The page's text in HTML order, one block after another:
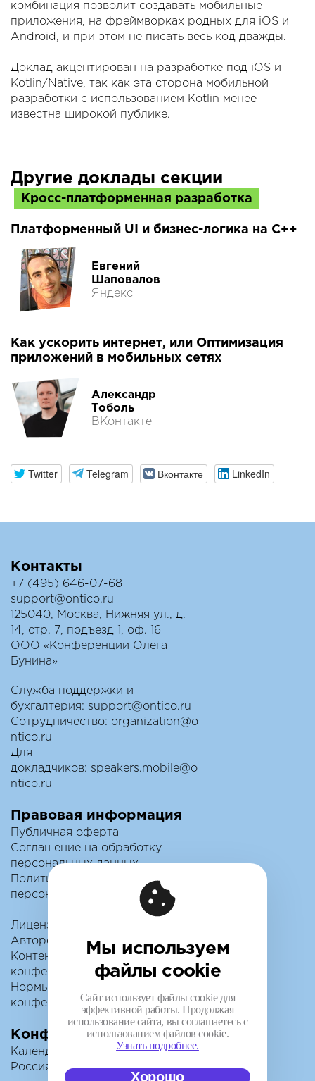
комбинация позволит создавать мобильные
приложения, на фреймворках родных для iOS и
Android, и при этом не писать весь код дважды.
Доклад акцентирован на разработке под iOS и
Kotlin/Native, так как эта сторона мобильной
разработки с использованием Kotlin менее
известна широкой публике.
Другие доклады секции
Кросс-платформенная разработка
Платформенный UI и бизнес-логика на C++
Евгений
Шаповалов
Яндекс
Как ускорить интернет, или Оптимизация
приложений в мобильных сетях
Александр
Тоболь
ВКонтакте
Twitter Telegram Вконтакте LinkedIn
Контакты
+7 (495) 646-07-68
support@ontico.ru
125040, Москва, Нижняя ул., д.
14, стр. 7, подъезд 1, оф. 16
ООО «Конференции Олега
Бунина»
Служба поддержки и
бухгалтерия: support@ontico.ru
Сотрудничество: organization@o
ntico.ru
Для
докладчиков: speakers.mobile@o
ntico.ru
Конференции
Календарь
Россия IV
Правовая информация
Публичная оферта
Соглашение на обработку
персональных данных
Политика обработки
персональных данных
Лицензионный договор с
Автором
Контентная политика
конференции
Нормы поведения для
конференции
Мы используем
файлы cookie
Сайт использует файлы cookie для
эффективной работы. Продолжая
использование сайта, вы соглашаетесь с
использованием файлов cookie.
Узнать подробнее.
Хорошо